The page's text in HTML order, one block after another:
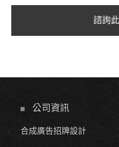
諮詢
公司資訊
合成廣告招牌設計